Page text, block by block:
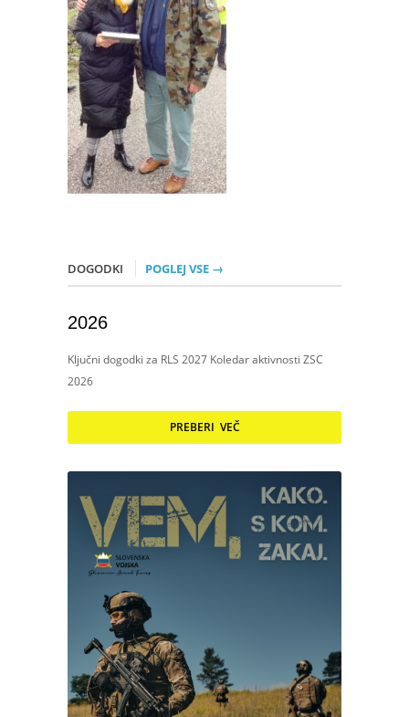
DOGODKI POGLEJ VSE →
2026
Ključni dogodki za RLS 2027 Koledar aktivnosti ZSC
2026
PREBERI VEČ